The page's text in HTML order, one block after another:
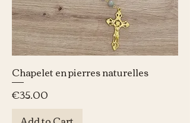
Chapelet en pierres naturelles
Price
€35.00